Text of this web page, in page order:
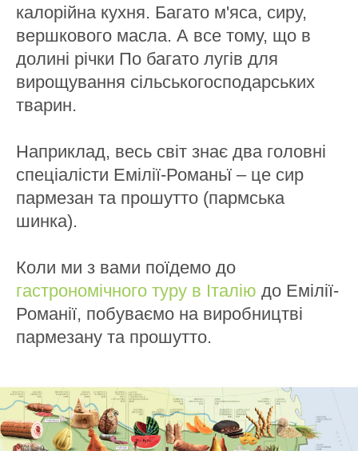
калорійна кухня. Багато м'яса, сиру,
вершкового масла. А все тому, що в
долині річки По багато лугів для
вирощування сільськогосподарських
тварин.
Наприклад, весь світ знає два головні
спеціалісти Емілії-Романьї – це сир
пармезан та прошутто (пармська
шинка).
Коли ми з вами поїдемо до
гастрономічного туру в Італію до Емілії-
Романії, побуваємо на виробництві
пармезану та прошутто.